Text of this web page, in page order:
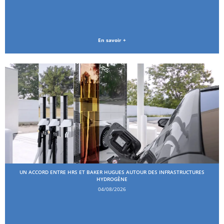
En savoir +
UN ACCORD ENTRE HRS ET BAKER HUGUES AUTOUR DES INFRASTRUCTURES
HYDROGÈNE
04/08/2026